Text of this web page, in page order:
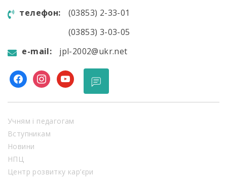
телефон:
(03853) 2-33-01
(03853) 3-03-05
e-mail:
jpl-2002@ukr.net
facebookinstagram
youtube
Учням і педагогам
Вступникам
Новини
НПЦ
Центр розвитку кар’єри